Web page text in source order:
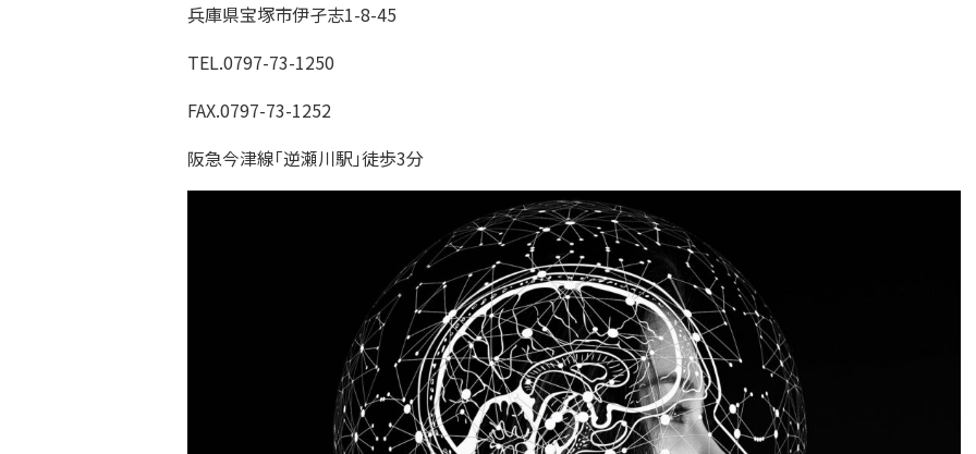
兵庫県宝塚市伊孑志1-8-45
TEL.0797-73-1250
FAX.0797-73-1252
阪急今津線「逆瀬川駅」徒歩3分